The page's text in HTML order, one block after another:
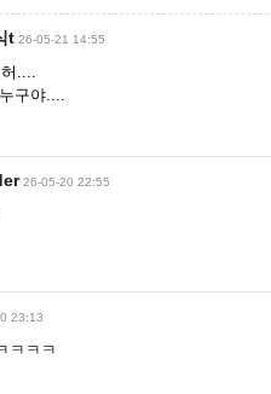
t 26-05-21 14:55
....
구야....
26-05-20 22:55
23:13
ㅋㅋㅋ